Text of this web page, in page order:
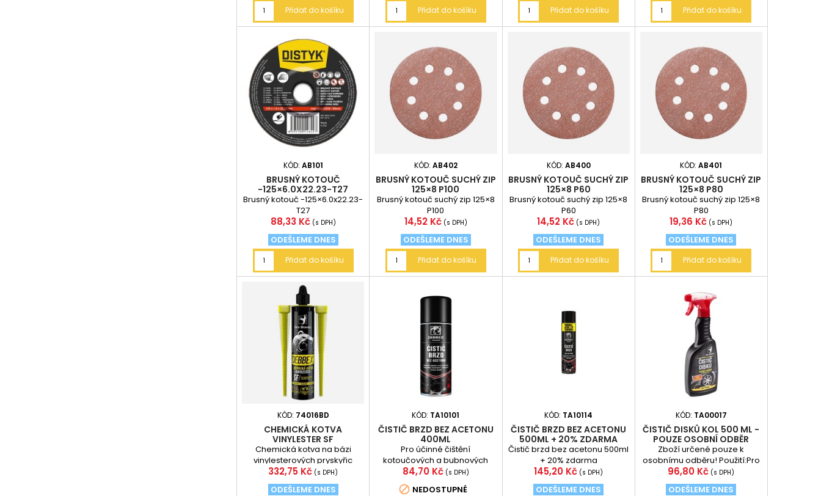
Přidat do košíku Přidat do košíku Přidat do košíku Přidat do košíku
KÓD: AB101
BRUSNÝ KOTOUČ
-125×6.0X22.23-T27
Brusný kotouč -125×6.0x22.23-
T27
Cena
88,33 Kč (s DPH)
ODEŠLEME DNES
Přidat do košíku
KÓD: AB402
BRUSNÝ KOTOUČ SUCHÝ ZIP
125×8 P100
Brusný kotouč suchý zip 125×8
P100
Cena
14,52 Kč (s DPH)
ODEŠLEME DNES
Přidat do košíku
KÓD: AB400
BRUSNÝ KOTOUČ SUCHÝ ZIP
125×8 P60
Brusný kotouč suchý zip 125×8
P60
Cena
14,52 Kč (s DPH)
ODEŠLEME DNES
Přidat do košíku
KÓD:AB401
BRUSNÝ KOTOUČ SUCHÝ ZIP
125×8 P80
Brusný kotouč suchý zip 125×8
P80
Cena
19,36 Kč (s DPH)
ODEŠLEME DNES
Přidat do košíku
KÓD: 74016BD
CHEMICKÁ KOTVA
VINYLESTER SF
Chemická kotva na bázi
vinylesterových pryskyřic
Cena
332,75 Kč (s DPH)
ODEŠLEME DNES
KÓD: TA10101
ČISTIČ BRZD BEZ ACETONU
400ML
Pro účinné čištění
kotoučových a bubnových
brzd, obložení, brzdových
válců a pouzdra,...
Cena
84,70 Kč (s DPH)
 NEDOSTUPNÉ
KÓD: TA10114
ČISTIČ BRZD BEZ ACETONU
500ML + 20% ZDARMA
Čistič brzd bez acetonu 500ml
+ 20% zdarma
Cena
145,20 Kč (s DPH)
ODEŠLEME DNES
KÓD: TA00017
ČISTIČ DISKŮ KOL 500 ML -
POUZE OSOBNÍ ODBĚR
Zboží určené pouze k
osobnímu odběru! Použití:Pro
čistění disků kol a plastových
poklic.Vrací...
Cena
96,80 Kč (s DPH)
ODEŠLEME DNES